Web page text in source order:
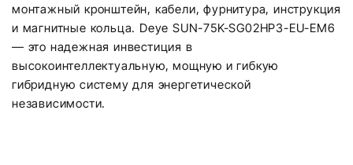
монтажный кронштейн, кабели, фурнитура, инструкция
и магнитные кольца. Deye SUN-75K-SG02HP3-EU-EM6
— это надежная инвестиция в
высокоинтеллектуальную, мощную и гибкую
гибридную систему для энергетической
независимости.